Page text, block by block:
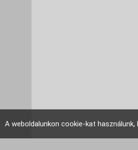
A weboldalunkon cookie-kat